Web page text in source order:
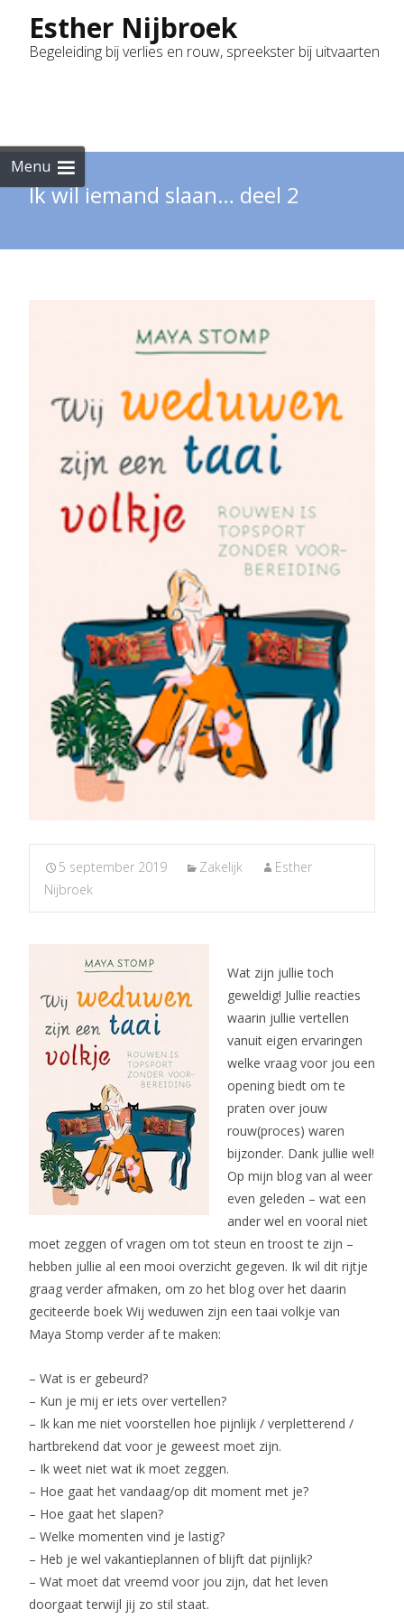
Esther Nijbroek
Begeleiding bij verlies en rouw, spreekster bij uitvaarten
Menu
Ik wil iemand slaan… deel 2
5 september 2019 Zakelijk
Esther
Nijbroek
Wat zijn jullie toch
geweldig! Jullie reacties
waarin jullie vertellen
vanuit eigen ervaringen
welke vraag voor jou een
opening biedt om te
praten over jouw
rouw(proces) waren
bijzonder. Dank jullie wel!
Op mijn blog van al weer
even geleden – wat een
ander wel en vooral niet
moet zeggen of vragen om tot steun en troost te zijn –
hebben jullie al een mooi overzicht gegeven. Ik wil dit rijtje
graag verder afmaken, om zo het blog over het daarin
geciteerde boek Wij weduwen zijn een taai volkje van
Maya Stomp verder af te maken:
– Wat is er gebeurd?
– Kun je mij er iets over vertellen?
– Ik kan me niet voorstellen hoe pijnlijk / verpletterend /
hartbrekend dat voor je geweest moet zijn.
– Ik weet niet wat ik moet zeggen.
– Hoe gaat het vandaag/op dit moment met je?
– Hoe gaat het slapen?
– Welke momenten vind je lastig?
– Heb je wel vakantieplannen of blijft dat pijnlijk?
– Wat moet dat vreemd voor jou zijn, dat het leven
doorgaat terwijl jij zo stil staat.